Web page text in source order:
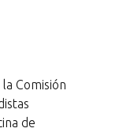
Comisión
de